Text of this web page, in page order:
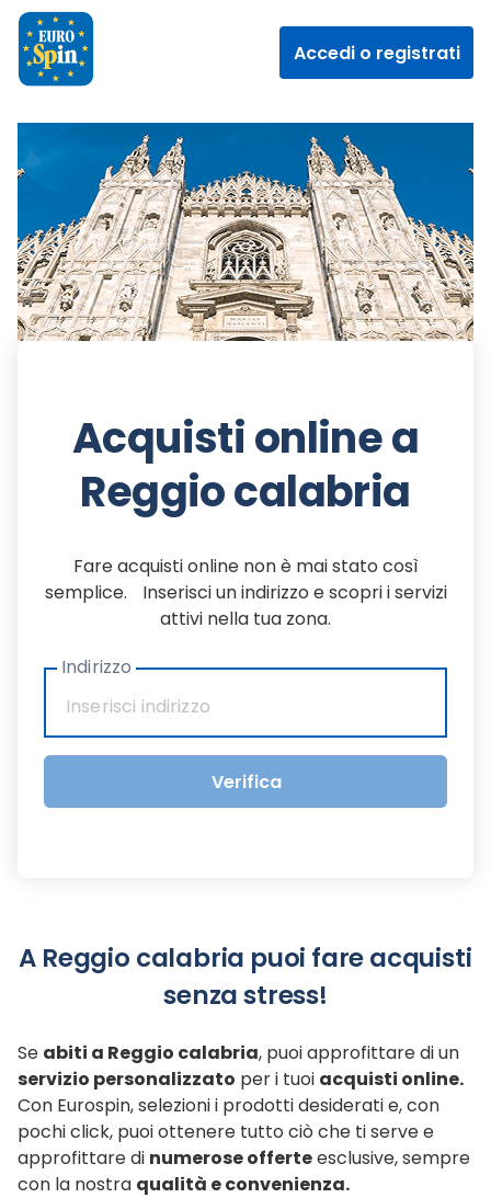
Accedi o registrati
Acquisti online a
Reggio calabria
Fare acquisti online non è mai stato così
semplice. Inserisci un indirizzo e scopri i servizi
attivi nella tua zona.
Indirizzo
Verifica
A Reggio calabria puoi fare acquisti
senza stress!
Se abiti a Reggio calabria, puoi approfittare di un
servizio personalizzato per i tuoi acquisti online.
Con Eurospin, selezioni i prodotti desiderati e, con
pochi click, puoi ottenere tutto ciò che ti serve e
approfittare di numerose offerteesclusive, sempre
con la nostra qualità e convenienza.